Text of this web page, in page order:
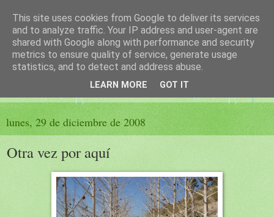
El sueño de las palabras
PÁGINA LITERARIA DE FELISA MORENO
lunes, 29 de diciembre de 2008
Otra vez por aquí
This site uses cookies from Google to deliver its services
and to analyze traffic. Your IP address and user-agent are
shared with Google along with performance and security
metrics to ensure quality of service, generate usage
statistics, and to detect and address abuse.
LEARN MORE GOT IT